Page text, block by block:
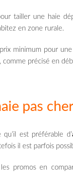
tailler une haie
en zone rurale.
minimum pour
précisé en
pas
est préférable d’
il est parfois
promos en